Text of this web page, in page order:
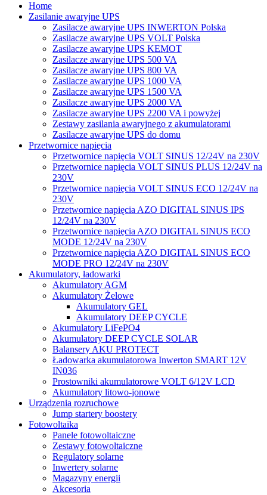
Home
Zasilanie awaryjne UPS
Zasilacze awaryjne UPS INWERTON Polska
Zasilacze awaryjne UPS VOLT Polska
Zasilacze awaryjne UPS KEMOT
Zasilacze awaryjne UPS 500 VA
Zasilacze awaryjne UPS 800 VA
Zasilacze awaryjne UPS 1000 VA
Zasilacze awaryjne UPS 1500 VA
Zasilacze awaryjne UPS 2000 VA
Zasilacze awaryjne UPS 2200 VA i powyżej
Zestawy zasilania awaryjnego z akumulatorami
Zasilacze awaryjne UPS do domu
Przetwornice napięcia
Przetwornice napięcia VOLT SINUS 12/24V na 230V
Przetwornice napięcia VOLT SINUS PLUS 12/24V na
230V
Przetwornice napięcia VOLT SINUS ECO 12/24V na
230V
Przetwornice napięcia AZO DIGITAL SINUS IPS
12/24V na 230V
Przetwornice napięcia AZO DIGITAL SINUS ECO
MODE 12/24V na 230V
Przetwornice napięcia AZO DIGITAL SINUS ECO
MODE PRO 12/24V na 230V
Akumulatory, ładowarki
Akumulatory AGM
Akumulatory Żelowe
Akumulatory GEL
Akumulatory DEEP CYCLE
Akumulatory LiFePO4
Akumulatory DEEP CYCLE SOLAR
Balansery AKU PROTECT
Ładowarka akumulatorowa Inwerton SMART 12V
IN036
Prostowniki akumulatorowe VOLT 6/12V LCD
Akumulatory litowo-jonowe
Urządzenia rozruchowe
Jump startery boostery
Fotowoltaika
Panele fotowoltaiczne
Zestawy fotowoltaiczne
Regulatory solarne
Inwertery solarne
Magazyny energii
Akcesoria